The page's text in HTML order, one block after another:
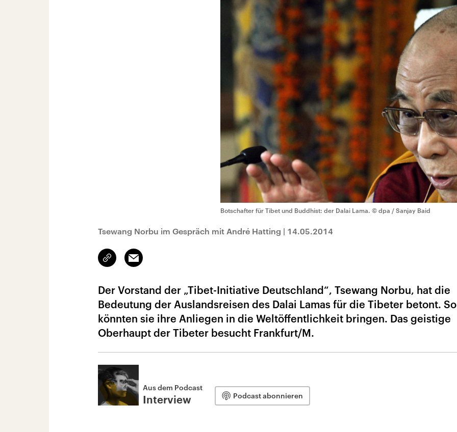
Botschafter für Tibet und Buddhist: der Dalai Lama. © dpa / Sanjay Baid
Tsewang Norbu im Gespräch mit André Hatting | 14.05.2014
Link
kopieren/teilen
Email
Der Vorstand der „Tibet-Initiative Deutschland“, Tsewang Norbu, hat die
Bedeutung der Auslandsreisen des Dalai Lamas für die Tibeter betont. So
könnten sie ihre Anliegen in die Weltöffentlichkeit bringen. Das geistige
Oberhaupt der Tibeter besucht Frankfurt/M.
Aus dem Podcast
Interview Podcast abonnieren